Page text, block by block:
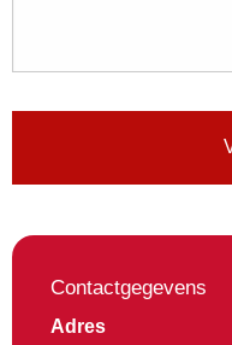
Contactgegevens
Adres